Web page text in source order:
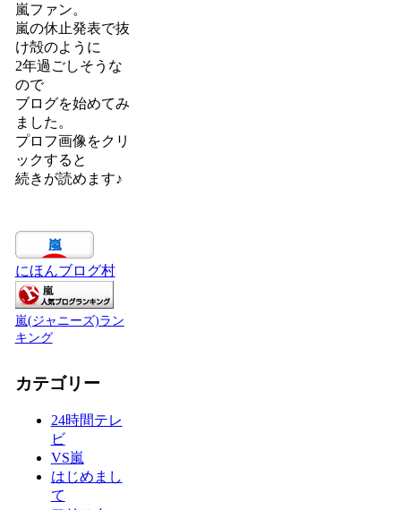
嵐ファン。
嵐の休止発表で抜
け殻のように
2年過ごしそうな
ので
ブログを始めてみ
ました。
プロフ画像をクリ
ックすると
続きが読めます♪
にほんブログ村
嵐(ジャニーズ)ラン
キング
カテゴリー
24時間テレ
ビ
VS嵐
はじめまし
て